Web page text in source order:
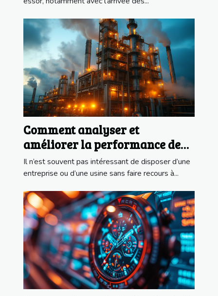
Comment analyser et
améliorer la performance de
votre usine ?
Il n’est souvent pas intéressant de disposer d’une
entreprise ou d’une usine sans faire recours à...